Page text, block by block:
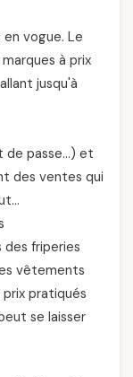
vogue. Le
à prix
jusqu'à
de passe…) et
des ventes qui
friperies
vêtements
pratiqués
se laisser